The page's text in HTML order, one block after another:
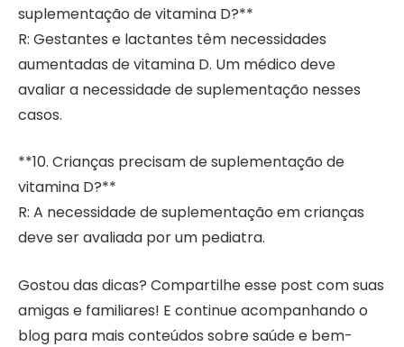
suplementação de vitamina D?**
R: Gestantes e lactantes têm necessidades
aumentadas de vitamina D. Um médico deve
avaliar a necessidade de suplementação nesses
casos.
**10. Crianças precisam de suplementação de
vitamina D?**
R: A necessidade de suplementação em crianças
deve ser avaliada por um pediatra.
Gostou das dicas? Compartilhe esse post com suas
amigas e familiares! E continue acompanhando o
blog para mais conteúdos sobre saúde e bem-